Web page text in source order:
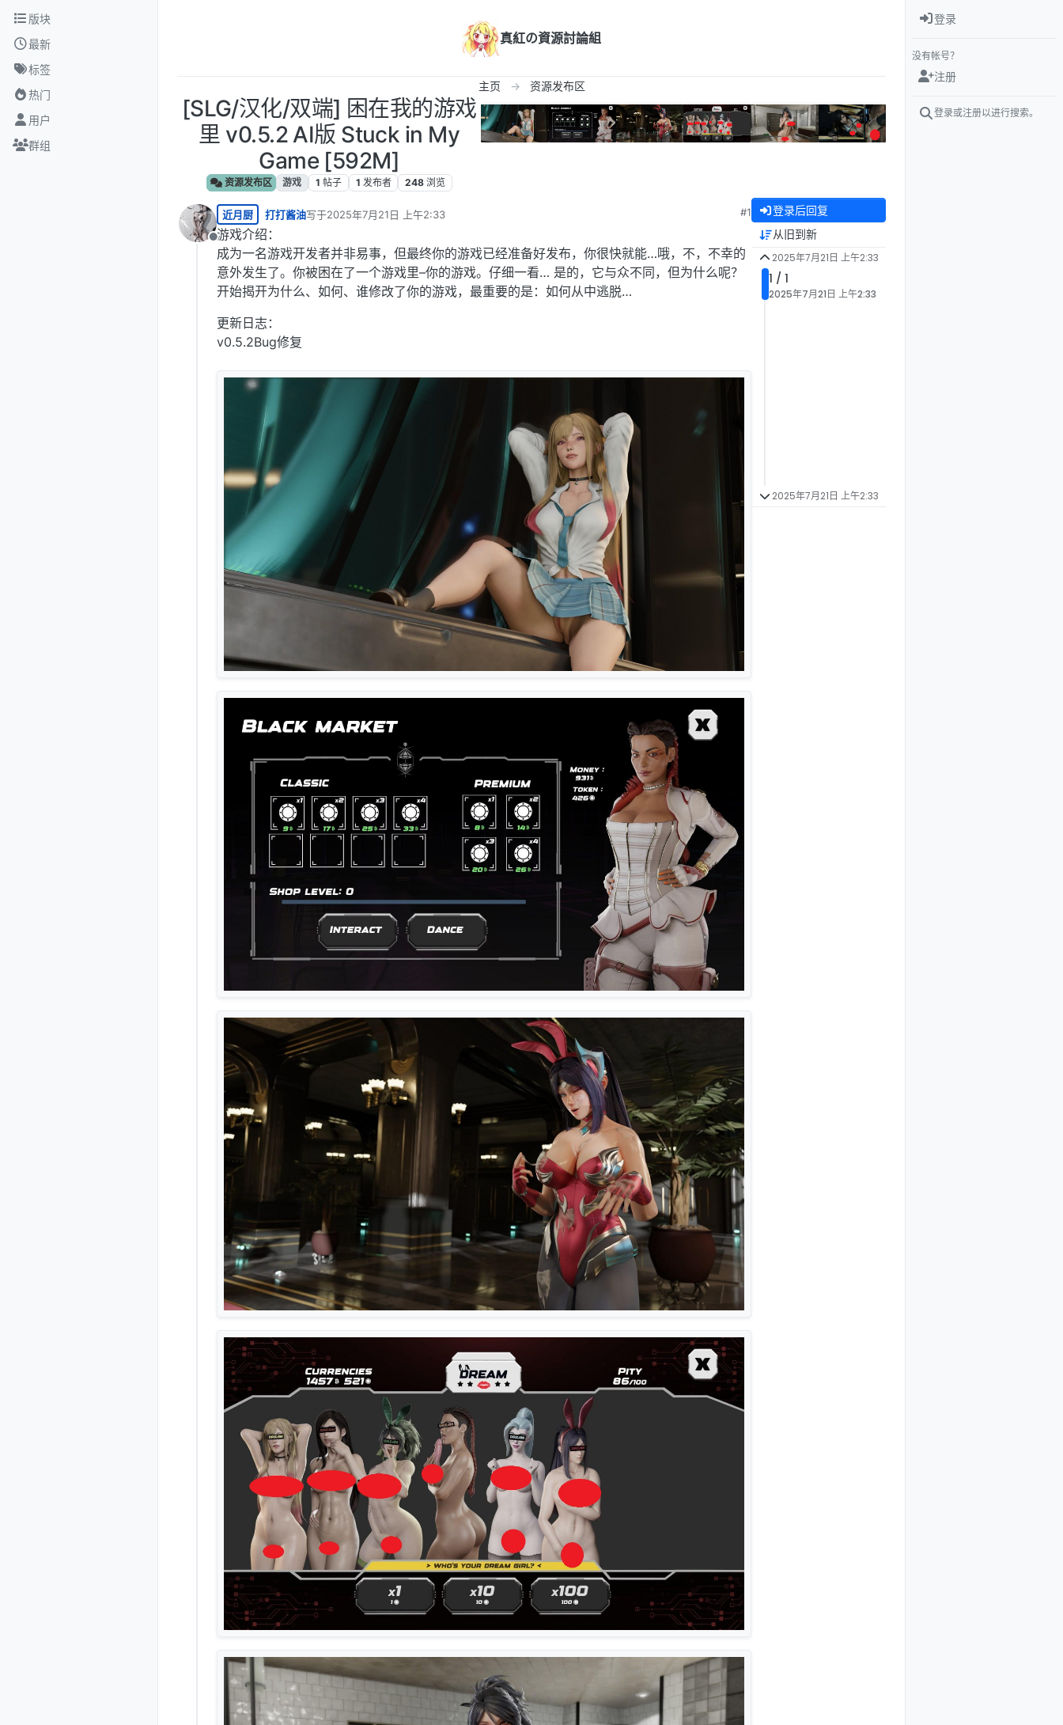
跳转至内容
版块
最新
标签
热门
用户
群组
真紅の資源討論組
主页 资源发布区
[SLG/汉化/双端] 困在我的游戏
里 v0.5.2 AI版 Stuck in My
Game [592M]
资源发布区 游戏 1 帖子 1 发布者 248 浏览
离线
近月厨 打打酱油写于2025年7月21日 上午2:33
最后由 编辑
#1
游戏介绍：
成为一名游戏开发者并非易事，但最终你的游戏已经准备好发布，你很快就能…哦，不，不幸的
意外发生了。你被困在了一个游戏里–你的游戏。仔细一看… 是的，它与众不同，但为什么呢？
开始揭开为什么、如何、谁修改了你的游戏，最重要的是：如何从中逃脱…
更新日志：
v0.5.2Bug修复
登录后回复
从旧到新
2025年7月21日 上午2:33
1 / 1
2025年7月21日 上午2:33
2025年7月21日 上午2:33
登录
没有帐号？
注册
登录或注册以进行搜索。